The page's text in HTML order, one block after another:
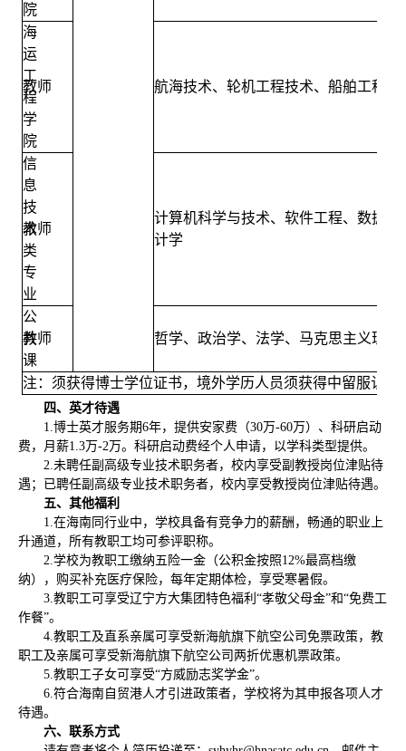
院
海
运
工
程
学
院
教师 航海技术、轮机工程技术、船舶工程、
信
息
技
术
类
专
业
教师
计算机科学与技术、软件工程、数据
计学
公
共
课
教师 哲学、政治学、法学、马克思主义理论
注：须获得博士学位证书，境外学历人员须获得中留服认证
四、英才待遇
1.博士英才服务期6年，提供安家费 （30万-60万 ） 、科研启动
费，月薪1.3万-2万。科研启动费经个人申请，以学科类型提供。
2.未聘任副高级专业技术职务者，校内享受副教授岗位津贴待
遇；已聘任副高级专业技术职务者，校内享受教授岗位津贴待遇。
五、其他福利
1.在海南同行业中，学校具备有竞争力的薪酬 ， 畅通的职业上
升通道，所有教职工均可参评职称。
2.学校为教职工缴纳五险一金（公积金按照12%最高档缴
纳），购买补充医疗保险，每年定期体检，享受寒暑假。
3.教职工可享受辽宁方大集团特色福利“孝敬父母金”和“免费工
作餐”。
4.教职工及直系亲属可享受新海航旗下航空公司免票政策，教
职工及亲属可享受新海航旗下航空公司两折优惠机票政策。
5.教职工子女可享受“方威励志奖学金”。
6.符合海南自贸港人才引进政策者，学校将为其申报各项人才
待遇。
六、联系方式